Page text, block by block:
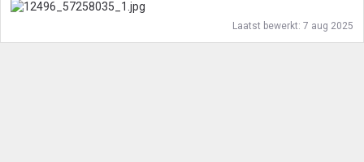
Laatst bewerkt: 7 aug 2025